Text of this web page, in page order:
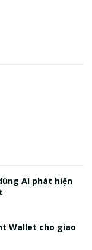
AI phát hiện
Wallet cho giao